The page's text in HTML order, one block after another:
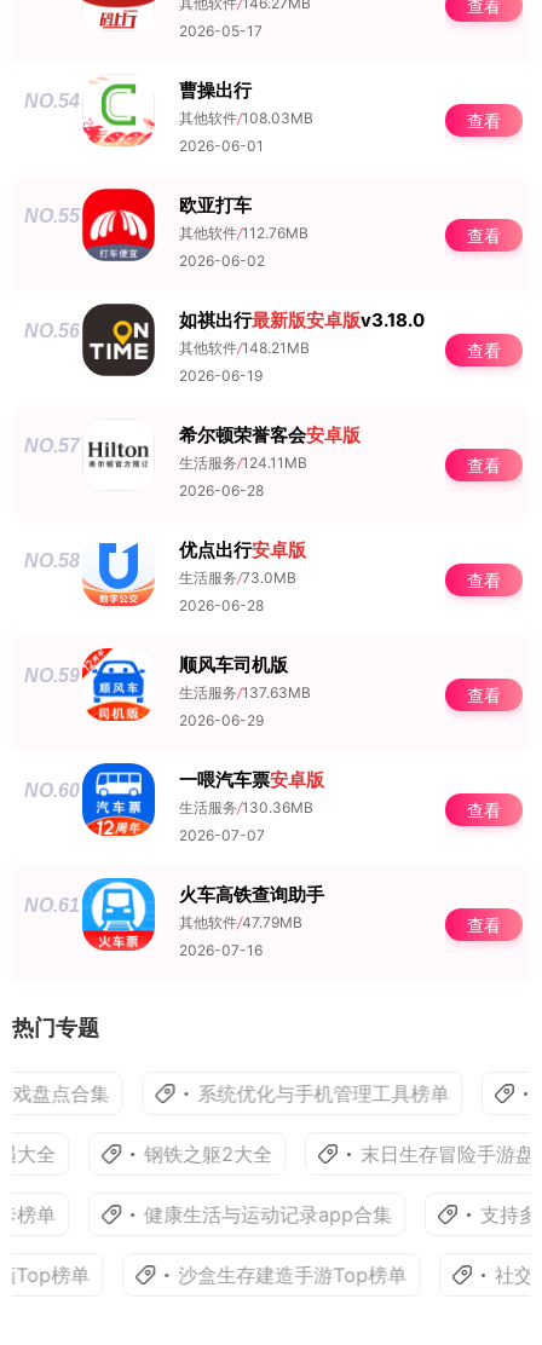
2026-05-17
查看
NO.54 曹操出行
其他软件/108.03MB
2026-06-01
查看
NO.55 欧亚打车
其他软件/112.76MB
2026-06-02
查看
NO.56 如祺出行最新版安卓版v3.18.0
其他软件/148.21MB
2026-06-19
查看
NO.57 希尔顿荣誉客会安卓版
生活服务/124.11MB
2026-06-28
查看
NO.58 优点出行安卓版
生活服务/73.0MB
2026-06-28
查看
NO.59 顺风车司机版
生活服务/137.63MB
2026-06-29
查看
NO.60 一喂汽车票安卓版
生活服务/130.36MB
2026-07-07
查看
NO.61 火车高铁查询助手
其他软件/47.79MB
2026-07-16
查看
热门专题
点合集 系统优化与手机管理工具榜单 射
全 钢铁之躯2大全 末日生存冒险手游盘
单 健康生活与运动记录app合集 支持多
榜单 沙盒生存建造手游Top榜单 社交聊